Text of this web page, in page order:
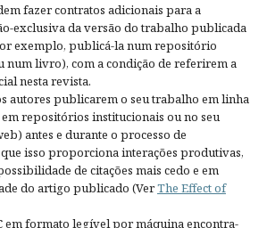
fazer contratos adicionais para a
exclusiva da versão do trabalho publicada
exemplo, publicá-la num repositório
num livro), com a condição de referirem a
nesta revista.
autores publicarem o seu trabalho em linha
repositórios institucionais ou no seu
antes e durante o processo de
isso proporciona interações produtivas,
de citações mais cedo e em
do artigo publicado (VerThe Effect of
em formato legível por máquina encontra-